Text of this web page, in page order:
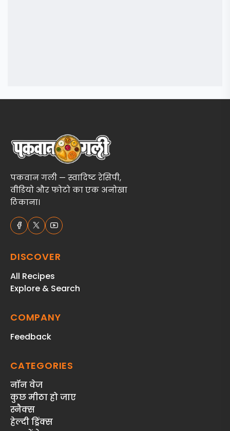
पकवान गली — स्वादिष्ट रेसिपी,
वीडियो और फोटो का एक अनोखा
ठिकाना।
DISCOVER
All Recipes
Explore & Search
COMPANY
Feedback
CATEGORIES
नॉन वेज
कुछ मीठा हो जाए
स्‍नैक्‍स
हेल्दी ड्रिंक्स